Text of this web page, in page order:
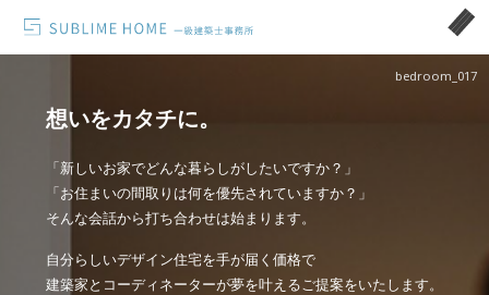
bedroom_017
想いをカタチに。
「新しいお家でどんな暮らしがしたいですか？」
「お住まいの間取りは何を優先されていますか？」
そんな会話から打ち合わせは始まります。
自分らしいデザイン住宅を手が届く価格で
建築家とコーディネーターが夢を叶えるご提案をいたします。